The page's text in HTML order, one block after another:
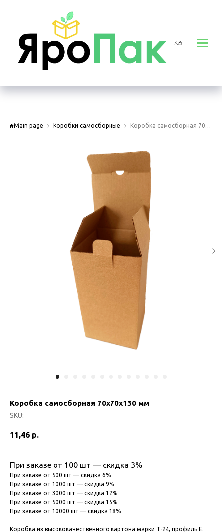
Main page Коробки самосборные Коробка самосборная 70х70х130 мм
Коробка самосборная 70х70х130 мм
SKU:
11,46 р.
При заказе от 100 шт — скидка 3%
При заказе от 500 шт — скидка 6%
При заказе от 1000 шт — скидка 9%
При заказе от 3000 шт — скидка 12%
При заказе от 5000 шт — скидка 15%
При заказе от 10000 шт — скидка 18%
Коробка из высококачественного картона марки Т-24, профиль Е.